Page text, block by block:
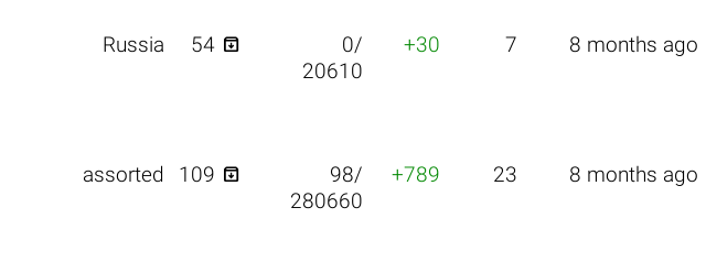
Russia 54 
0/
20610
+30 7 8 months ago
assorted 109 
98/
280660
+789 23 8 months ago